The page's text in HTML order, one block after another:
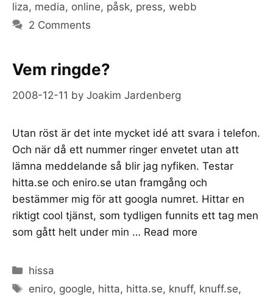
liza, media, online, påsk, press, webb
2 Comments
Vem ringde?
2008-12-11 by Joakim Jardenberg
Utan röst är det inte mycket idé att svara i telefon.
Och när då ett nummer ringer envetet utan att
lämna meddelande så blir jag nyfiken. Testar
hitta.se och eniro.se utan framgång och
bestämmer mig för att googla numret. Hittar en
riktigt cool tjänst, som tydligen funnits ett tag men
som gått helt under min … Read more
Categories
hissa
Tags
eniro, google, hitta, hitta.se, knuff, knuff.se,